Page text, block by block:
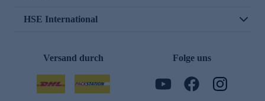
HSE International
Versand durch Folge uns